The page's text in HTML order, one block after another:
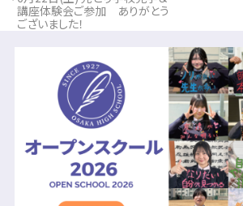
講座体験会ご参加 ありがとう
ございました！